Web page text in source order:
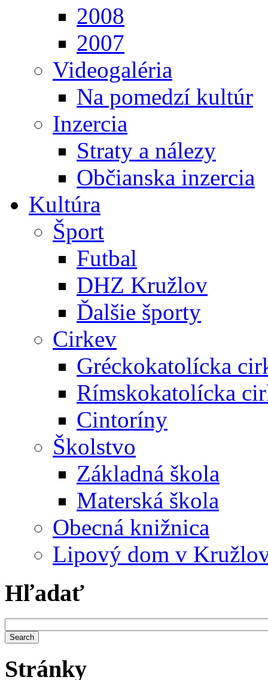
2008
2007
Videogaléria
Na pomedzí kultúr
Inzercia
Straty a nálezy
Občianska inzercia
Kultúra
Šport
Futbal
DHZ Kružlov
Ďalšie športy
Cirkev
Gréckokatolícka
Rímskokatolícka
Cintoríny
Školstvo
Základná škola
Materská škola
Obecná knižnica
Lipový dom v
Hľadať
Stránky